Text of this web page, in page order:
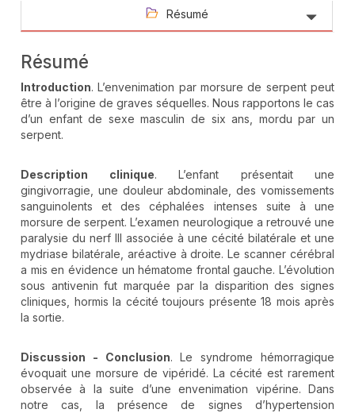
Résumé
Résumé
Introduction. L’envenimation par morsure de serpent peut
être à l’origine de graves séquelles. Nous rapportons le cas
d’un enfant de sexe masculin de six ans, mordu par un
serpent.
Description clinique. L’enfant présentait une
gingivorragie, une douleur abdominale, des vomissements
sanguinolents et des céphalées intenses suite à une
morsure de serpent. L’examen neurologique a retrouvé une
paralysie du nerf III associée à une cécité bilatérale et une
mydriase bilatérale, aréactive à droite. Le scanner cérébral
a mis en évidence un hématome frontal gauche. L’évolution
sous antivenin fut marquée par la disparition des signes
cliniques, hormis la cécité toujours présente 18 mois après
la sortie.
Discussion - Conclusion. Le syndrome hémorragique
évoquait une morsure de vipéridé. La cécité est rarement
observée à la suite d’une envenimation vipérine. Dans
notre cas, la présence de signes d’hypertension